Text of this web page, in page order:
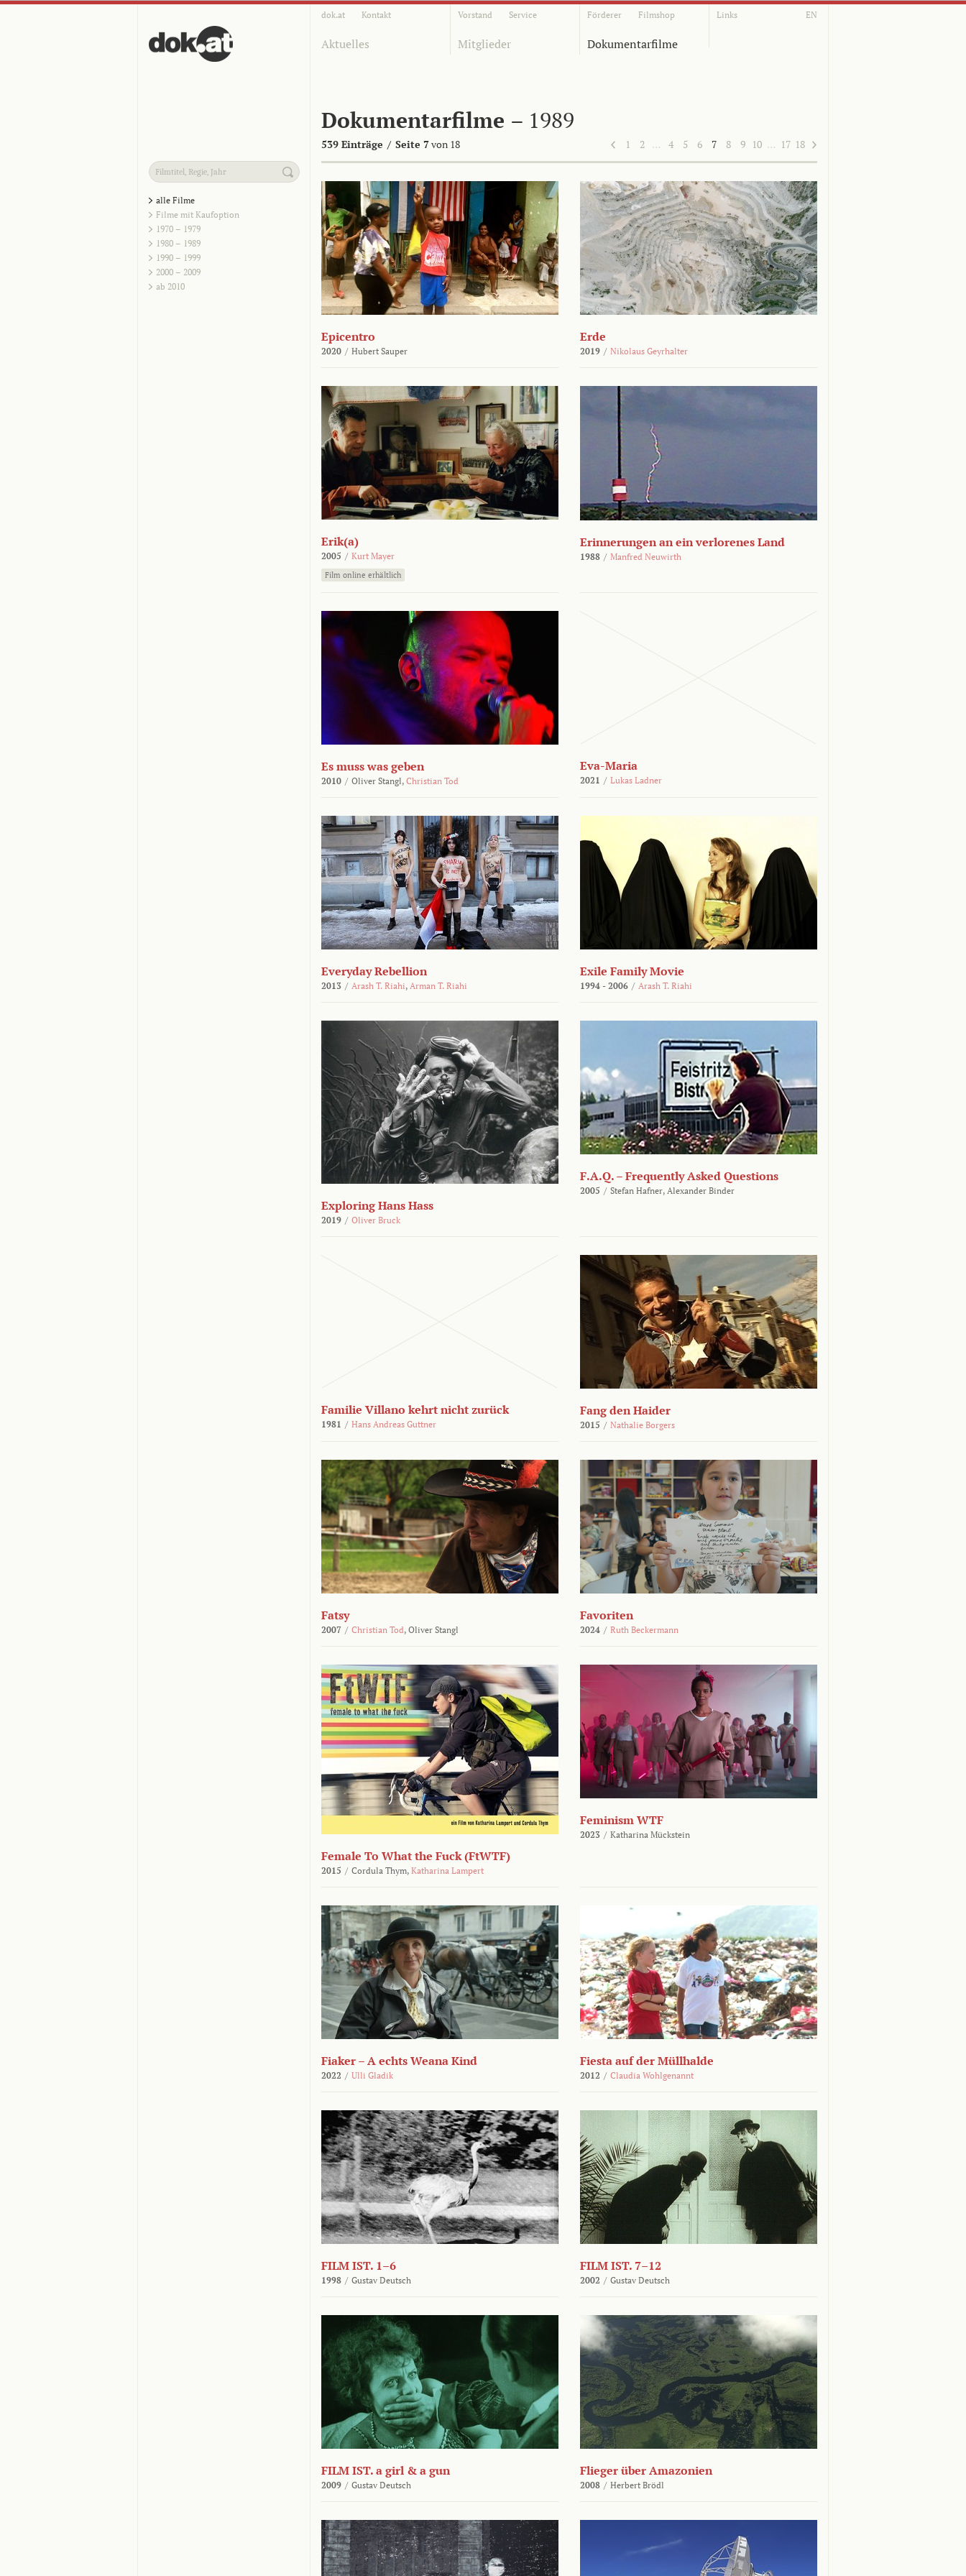
dok.at Kontakt Vorstand Service Förderer Filmshop Links EN
Aktuelles Mitglieder Dokumentarfilme
Dokumentarfilme – 1989
539 Einträge / Seite 7von 18 1 2 … 4 5 6 7 8 9 10 … 17 18
alle Filme
Filme mit Kaufoption
1970 – 1979
1980 – 1989
1990 – 1999
2000 – 2009
ab 2010
Epicentro
2020 / Hubert Sauper
Erde
2019 / Nikolaus Geyrhalter
Erik(a)
2005 / Kurt Mayer
Film online erhältlich
Erinnerungen an ein verlorenes Land
1988 / Manfred Neuwirth
Es muss was geben
2010 / Oliver Stangl, Christian Tod
Eva-Maria
2021 / Lukas Ladner
Everyday Rebellion
2013 / Arash T. Riahi, Arman T. Riahi
Exile Family Movie
1994 - 2006 / Arash T. Riahi
Exploring Hans Hass
2019 / Oliver Bruck
F.A.Q. – Frequently Asked Questions
2005 / Stefan Hafner, Alexander Binder
Familie Villano kehrt nicht zurück
1981 / Hans Andreas Guttner
Fang den Haider
2015 / Nathalie Borgers
Fatsy
2007 / Christian Tod, Oliver Stangl
Favoriten
2024 / Ruth Beckermann
Female To What the Fuck (FtWTF)
2015 / Cordula Thym, Katharina Lampert
Feminism WTF
2023 / Katharina Mückstein
Fiaker – A echts Weana Kind
2022 / Ulli Gladik
Fiesta auf der Müllhalde
2012 / Claudia Wohlgenannt
FILM IST. 1–6
1998 / Gustav Deutsch
FILM IST. 7–12
2002 / Gustav Deutsch
FILM IST. a girl & a gun
2009 / Gustav Deutsch
Flieger über Amazonien
2008 / Herbert Brödl